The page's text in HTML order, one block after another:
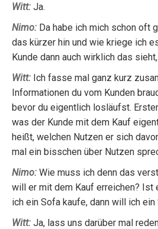
Witt: Ja.
Nimo: Da habe ich mich schon oft
das kürzer hin und wie kriege ich
Kunde dann auch wirklich das
Witt: Ich fasse mal ganz kurz
Informationen du vom Kunden
bevor du eigentlich losläufst.
was der Kunde mit dem Kauf
heißt, welchen Nutzen er sich
mal ein bisschen über Nutzen
Nimo: Wie muss ich denn das
will er mit dem Kauf erreichen? Ist
ich ein Sofa kaufe, dann will ich ein
Witt: Ja, lass uns darüber mal